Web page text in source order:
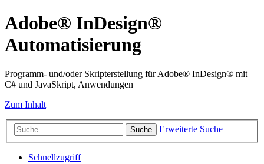
Adobe® InDesign®
Automatisierung
Programm- und/oder Skripterstellung für Adobe® InDesign® mit
C# und JavaSkript, Anwendungen
Zum Inhalt
Suche Erweiterte Suche
Schnellzugriff